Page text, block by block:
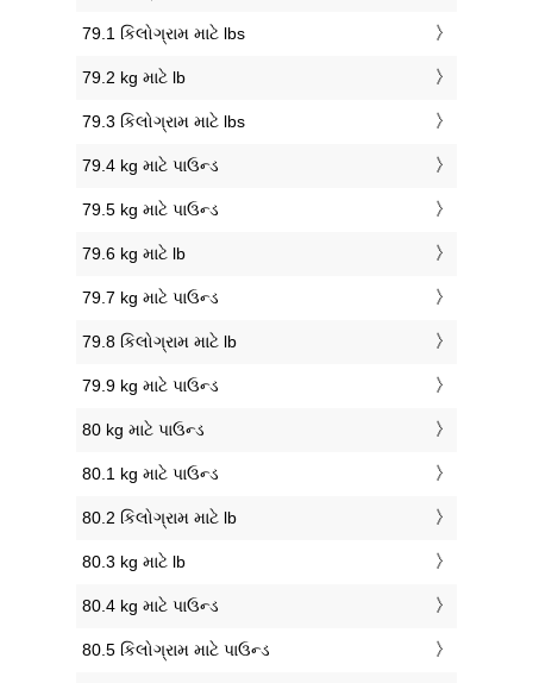
79.1 કિલોગ્રામ માટે lbs
79.2 kg માટે lb
79.3 કિલોગ્રામ માટે lbs
79.4 kg માટે પાઉન્ડ
79.5 kg માટે પાઉન્ડ
79.6 kg માટે lb
79.7 kg માટે પાઉન્ડ
79.8 કિલોગ્રામ માટે lb
79.9 kg માટે પાઉન્ડ
80 kg માટે પાઉન્ડ
80.1 kg માટે પાઉન્ડ
80.2 કિલોગ્રામ માટે lb
80.3 kg માટે lb
80.4 kg માટે પાઉન્ડ
80.5 કિલોગ્રામ માટે પાઉન્ડ